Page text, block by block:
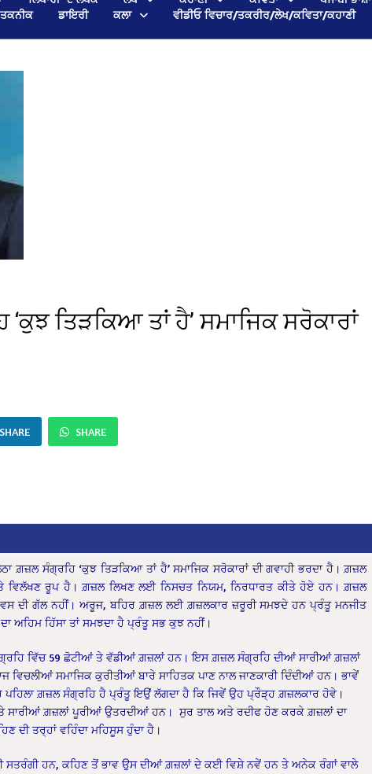
ਡਾਇਰੀ ਕਲਾ ਵੀਡੀਓ ਵਿਚਾਰ/ਤਕਰੀਰ/ਲੇਖ/ਕਵਿਤਾ/ਕਹਾਣੀ
ਤਿੜਕਿਆ ਤਾਂ ਹੈ’ ਸਮਾਜਿਕ ਸਰੋਕਾਰਾਂ
SHARE SHARE
ਗ਼ਜ਼ਲ ਸੰਗ੍ਰਹਿ ‘ਕੁਝ ਤਿੜਕਿਆ ਤਾਂ ਹੈ’ ਸਮਾਜਿਕ ਸਰੋਕਾਰਾਂ ਦੀ ਗਵਾਹੀ ਭਰਦਾ ਹੈ। ਗ਼ਜ਼ਲ
ਤੇ ਵਿਲੱਖਣ ਰੂਪ ਹੈ। ਗ਼ਜ਼ਲ ਲਿਖਣ ਲਈ ਨਿਸਚਤ ਨਿਯਮ, ਨਿਰਧਾਰਤ ਕੀਤੇ ਹੋਏ ਹਨ। ਗ਼ਜ਼ਲ
ਦੀ ਗੱਲ ਨਹੀਂ। ਅਰੂਜ, ਬਹਿਰ ਗ਼ਜ਼ਲ ਲਈ ਗ਼ਜ਼ਲਕਾਰ ਜ਼ਰੂਰੀ ਸਮਝਦੇ ਹਨ ਪ੍ਰੰਤੂ ਮਨਜੀਤ
ਅਹਿਮ ਹਿੱਸਾ ਤਾਂ ਸਮਝਦਾ ਹੈ ਪ੍ਰੰਤੂ ਸਭ ਕੁਝ ਨਹੀਂ।
ਵਿੱਚ 59 ਛੋਟੀਆਂ ਤੇ ਵੱਡੀਆਂ ਗ਼ਜ਼ਲਾਂ ਹਨ। ਇਸ ਗ਼ਜ਼ਲ ਸੰਗ੍ਰਹਿ ਦੀਆਂ ਸਾਰੀਆਂ ਗ਼ਜ਼ਲਾਂ
ਵਿਚਲੀਆਂ ਸਮਾਜਿਕ ਕੁਰੀਤੀਆਂ ਬਾਰੇ ਸਾਹਿਤਕ ਪਾਣ ਨਾਲ ਜਾਣਕਾਰੀ ਦਿੰਦੀਆਂ ਹਨ। ਭਾਵੇਂ
ਪਹਿਲਾ ਗ਼ਜ਼ਲ ਸੰਗ੍ਰਹਿ ਹੈ ਪ੍ਰੰਤੂ ਇਉਂ ਲੱਗਦਾ ਹੈ ਕਿ ਜਿਵੇਂ ਉਹ ਪ੍ਰੌੜ੍ਹ ਗ਼ਜ਼ਲਕਾਰ ਹੋਵੇ।
ਸਾਰੀਆਂ ਗ਼ਜ਼ਲਾਂ ਪੂਰੀਆਂ ਉਤਰਦੀਆਂ ਹਨ। ਸੁਰ ਤਾਲ ਅਤੇ ਰਦੀਫ ਹੋਣ ਕਰਕੇ ਗ਼ਜ਼ਲਾਂ ਦਾ
ਦੀ ਤਰ੍ਹਾਂ ਵਹਿੰਦਾ ਮਹਿਸੂਸ ਹੁੰਦਾ ਹੈ।
ਸਤਰੰਗੀ ਹਨ, ਕਹਿਣ ਤੋਂ ਭਾਵ ਉਸ ਦੀਆਂ ਗ਼ਜ਼ਲਾਂ ਦੇ ਕਈ ਵਿਸ਼ੇ ਨਵੇਂ ਹਨ ਤੇ ਅਨੇਕ ਰੰਗਾਂ ਵਾਲੇ